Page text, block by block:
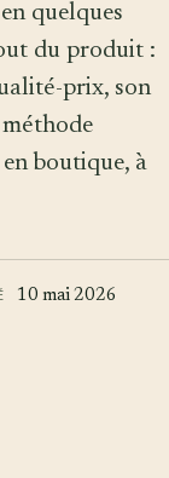
quelques
du produit :
prix, son
boutique, à
10 mai 2026